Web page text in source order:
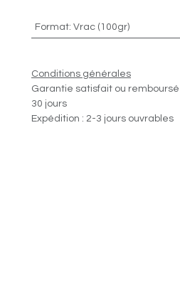
Format: Vrac (100gr)
Conditions générales
Garantie satisfait ou
30 jours
Expédition : 2-3 jours ouvrables